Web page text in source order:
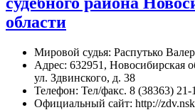
области
Мировой судья: Распутько
Адрес: 632951, Новосибирская
ул. Здвинского, д. 38
Телефон: Тел/факс. 8 (38363) 21-
Официальный сайт: http://